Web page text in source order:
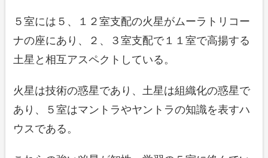
５室には５、１２室支配の火星がムーラトリコー
ナの座にあり、２、３室支配で１１室で高揚する
土星と相互アスペクトしている。
火星は技術の惑星であり、土星は組織化の惑星で
あり、５室はマントラやヤントラの知識を表すハ
ウスである。